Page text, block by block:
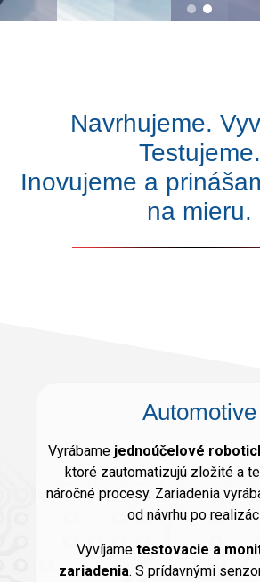
Navrhujeme.
Testujeme.
Inovujeme a
na mieru.
Automotive
Vyrábame jednoúčelové
ktoré zautomatizujú zložité a
náročné procesy. Zariadenia
od návrhu po
Vyvíjame testovacie a
zariadenia. S prídavnými